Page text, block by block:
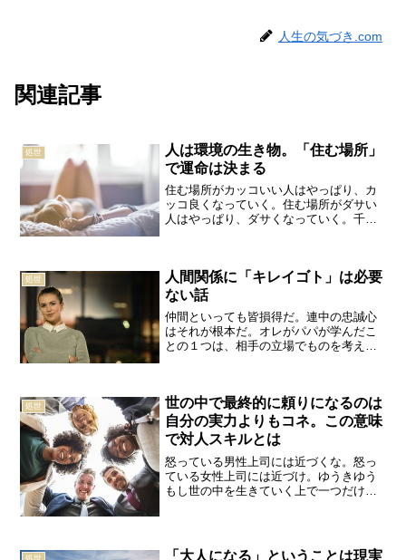
人生の気づき.com
関連記事
処世
人は環境の生き物。「住む場所」
で運命は決まる
住む場所がカッコいい人はやっぱり、カ
ッコ良くなっていく。住む場所がダサい
人はやっぱり、ダサくなっていく。千田
人達と関わるか、それによ...
処世
人間関係に「キレイゴト」は必要
ない話
仲間といっても皆損得だ。連中の忠誠心
はそれが根本だ。オレがパパが学んだこ
との１つは、相手の立場でものを考え
もいけない。世の中、人間関...
処世
世の中で最終的に頼りになるのは
自分の実力よりもコネ。この意味
で対人スキルとは
怒っている男性上司には近づくな。怒っ
ている女性上司には近づけ。ゆうきゆう
もし世の中を生きていく上で一つだけ、
こうと、人から逃げて、生...
「大人になる」ということは現実